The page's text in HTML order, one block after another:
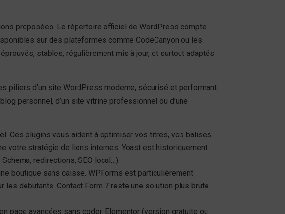
proposées. Le répertoire officiel de WordPress compte
sur des plateformes comme CodeCanyon ou les
stables, régulièrement mis à jour, et surtout adaptés
piliers d’un site WordPress moderne, sécurisé et performant.
personnel, d’un site vitrine professionnel ou d’une
Ces plugins vous aident à optimiser vos titres, vos balises
votre stratégie de liens internes. Yoast est historiquement
redirections, SEO local…).
boutique sans caisse. WPForms est particulièrement
débutants. Contact Form 7 reste une solution plus brute
page avancées sans coder. Elementor (version gratuite ou